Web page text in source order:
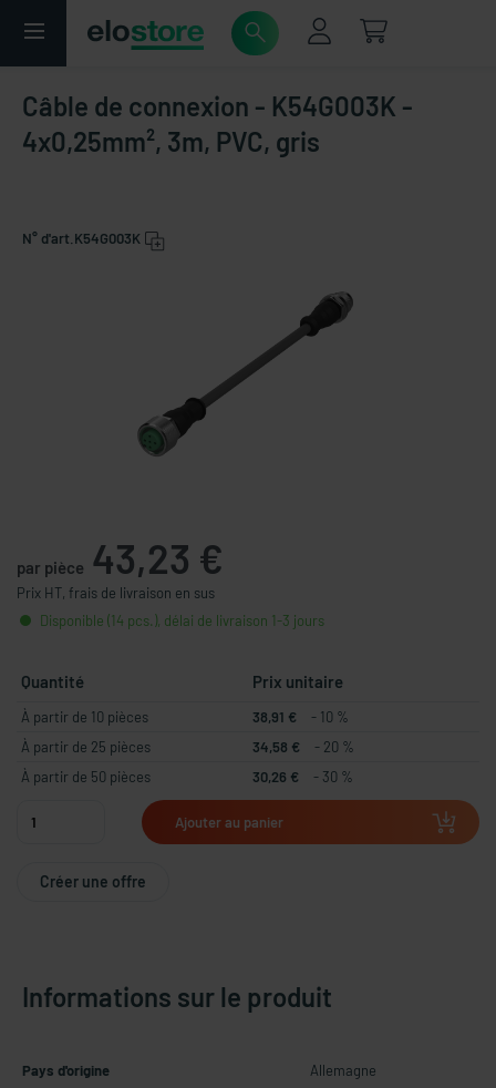
Câble de connexion - K54G003K -
4x0,25mm², 3m, PVC, gris
N° d'art. K54G003K
par pièce 43,23 €
Prix HT, frais de livraison en sus
Disponible (14 pcs.), délai de livraison 1-3 jours
Quantité Prix unitaire
À partir de 10 pièces 38,91 €
- 10 %
À partir de 25 pièces
34,58 €
- 20 %
À partir de 50 pièces
30,26 € - 30 %
Ajouter au panier
Créer une offre
Informations sur le produit
Pays d'origine Allemagne